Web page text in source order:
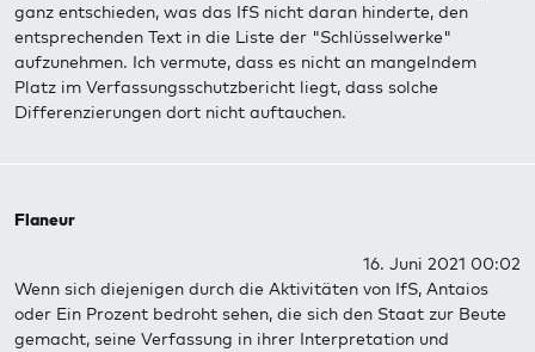
ganz entschieden, was das IfS nicht daran hinderte, den
entsprechenden Text in die Liste der "Schlüsselwerke"
aufzunehmen. Ich vermute, dass es nicht an mangelndem
Platz im Verfassungsschutzbericht liegt, dass solche
Differenzierungen dort nicht auftauchen.
Flaneur
16. Juni 2021 00:02
Wenn sich diejenigen durch die Aktivitäten von IfS, Antaios
oder Ein Prozent bedroht sehen, die sich den Staat zur Beute
gemacht, seine Verfassung in ihrer Interpretation und